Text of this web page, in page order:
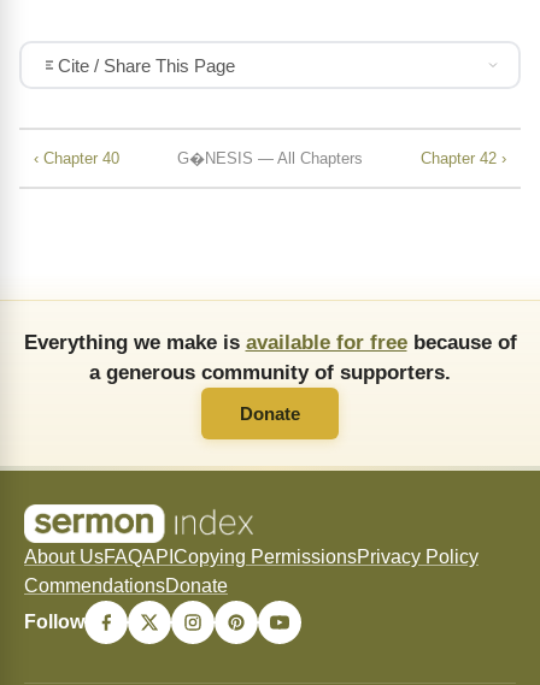
Cite / Share This Page
‹ Chapter 40 G�NESIS — All Chapters Chapter 42 ›
Everything we make is available for freebecause of
a generous community of supporters.
Donate
About UsFAQAPI Copying PermissionsPrivacy Policy
CommendationsDonate
Follow